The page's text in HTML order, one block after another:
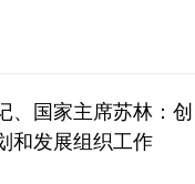
、国家主席苏林：创
和发展组织工作